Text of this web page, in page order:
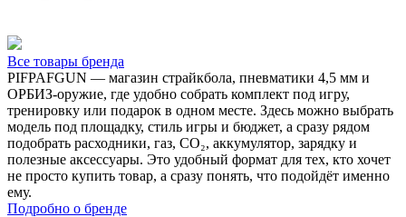
Все товары бренда
PIFPAFGUN — магазин страйкбола, пневматики 4,5 мм и
ОРБИЗ-оружие, где удобно собрать комплект под игру,
тренировку или подарок в одном месте. Здесь можно выбрать
модель под площадку, стиль игры и бюджет, а сразу рядом
подобрать расходники, газ, CO₂, аккумулятор, зарядку и
полезные аксессуары. Это удобный формат для тех, кто хочет
не просто купить товар, а сразу понять, что подойдёт именно
ему.
Подробно о бренде